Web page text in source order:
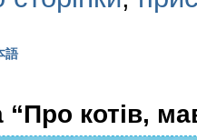
語
“Про котів,